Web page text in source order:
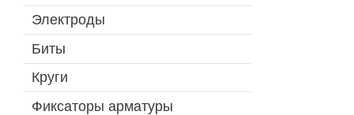
Электроды
Биты
Круги
Фиксаторы арматуры